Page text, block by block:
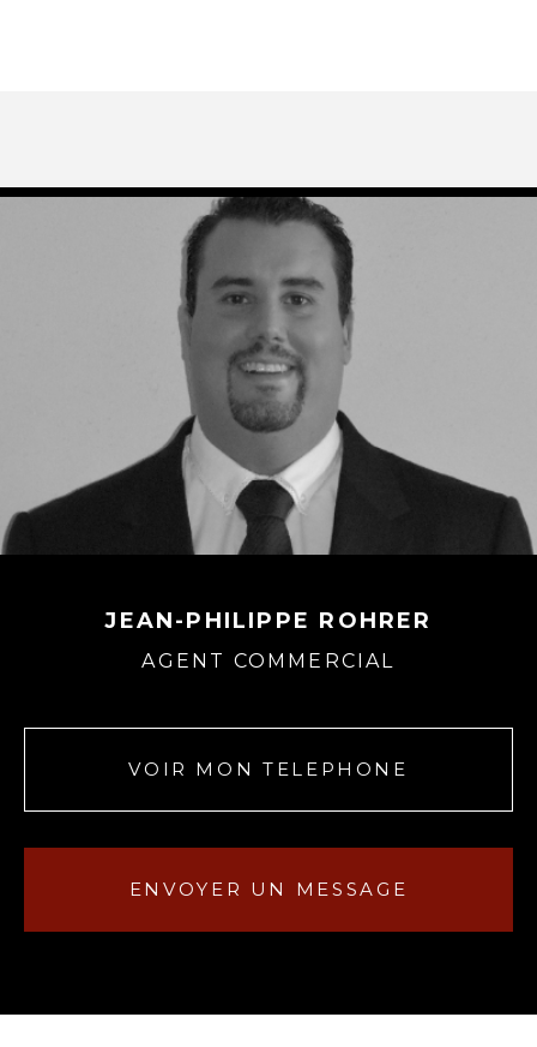
JEAN-PHILIPPE ROHRER
AGENT COMMERCIAL
VOIR MON TELEPHONE
ENVOYER UN MESSAGE